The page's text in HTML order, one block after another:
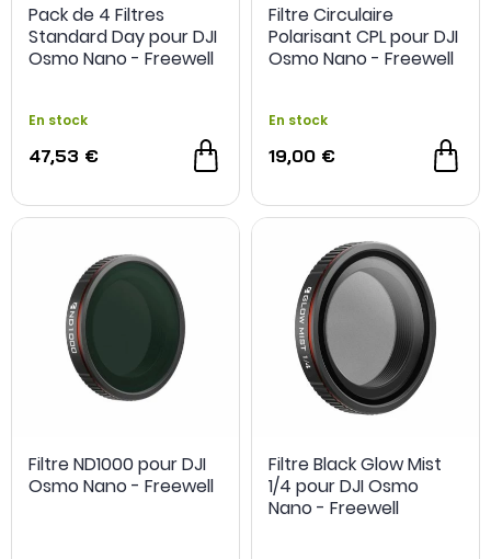
Pack de 4 Filtres
Standard Day pour DJI
Osmo Nano - Freewell
En stock
47,53 €
Filtre Circulaire
Polarisant CPL pour DJI
Osmo Nano - Freewell
En stock
19,00 €
Filtre ND1000 pour DJI
Osmo Nano - Freewell
Filtre Black Glow Mist
1/4 pour DJI Osmo
Nano - Freewell